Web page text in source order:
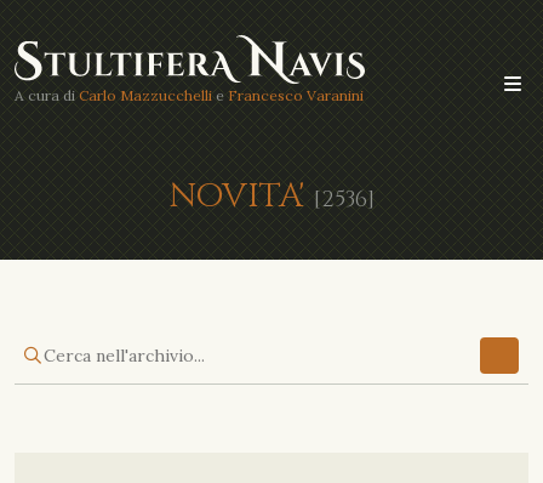
A cura di Carlo Mazzucchelli e Francesco Varanini
NOVITA' [2536]